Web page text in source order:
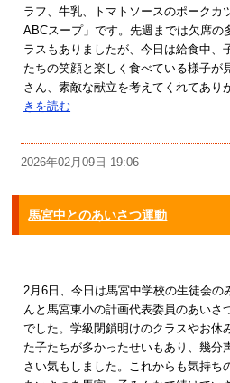
ラフ、牛乳、トマトソースのポークカ
ABCスープ」です。先週までは欠席の
ラスもありましたが、今日は給食中、
たちの笑顔と楽しく食べている様子が
さん、素敵な献立を考えてくれてあり
きを読む
2026年02月09日 19:06
馬宮中とのあいさつ運動
2月6日、今日は馬宮中学校の生徒会の
んと馬宮東小の計画代表委員のあいさ
でした。学級閉鎖明けのクラスやお休
た子たちが多かったせいもあり、幾分
さい気もしました。これからも気持ち